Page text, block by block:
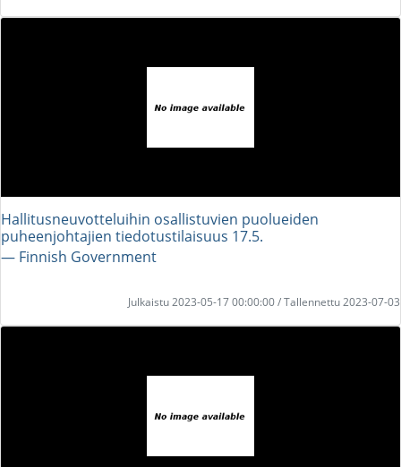
Hallitusneuvotteluihin osallistuvien puolueiden
puheenjohtajien tiedotustilaisuus 17.5.
― Finnish Government
Julkaistu 2023-05-17 00:00:00 / Tallennettu 2023-07-03